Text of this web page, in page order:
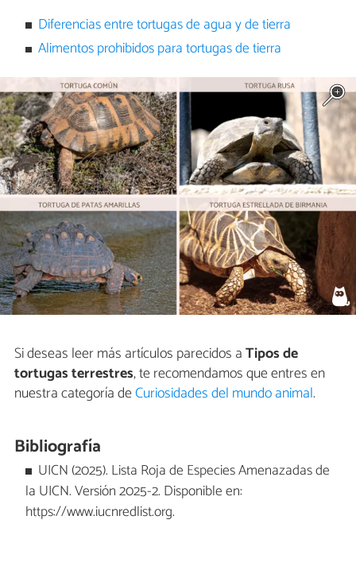
Diferencias entre tortugas de agua y de tierra
Alimentos prohibidos para tortugas de tierra
Si deseas leer más artículos parecidos aTipos de
tortugas terrestres, te recomendamos que entres en
nuestra categoría deCuriosidades del mundo animal.
Bibliografía
UICN (2025). Lista Roja de Especies Amenazadas de
la UICN. Versión 2025-2. Disponible en:
https://www.iucnredlist.org.